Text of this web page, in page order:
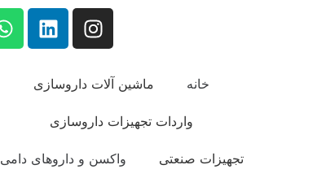
خانه ماشین آلات داروسازی
واردات تجهیزات داروسازی
تجهیزات صنعتی واکسن و داروهای دامی